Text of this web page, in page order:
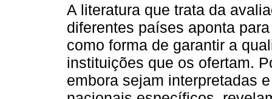
A literatura que trata da
diferentes países aponta
como forma de garantir a
instituições que os ofertam.
embora sejam interpretadas